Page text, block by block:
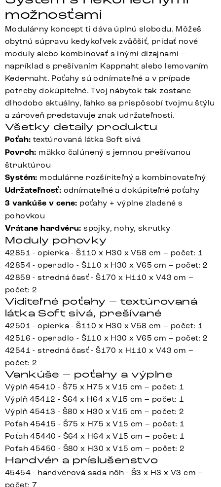
možnosťami
Modulárny koncept ti dáva úplnú slobodu. Môžeš
obytnú súpravu kedykoľvek zväčšiť, pridať nové
moduly alebo kombinovať s inými dizajnami –
napríklad s prešívaním Kappnaht alebo lemovaním
Kedernaht. Poťahy sú odnímateľné a v prípade
potreby dokúpiteľné. Tvoj nábytok tak zostane
dlhodobo aktuálny, ľahko sa prispôsobí tvojmu štýlu
a zároveň predstavuje znak udržateľnosti.
Všetky detaily produktu
Poťah: textúrovaná látka Soft sivá
Povrch: mäkko čalúnený s jemnou prešívanou
štruktúrou
Systém: modulárne rozšíriteľný a kombinovateľný
Udržateľnosť: odnímateľné a dokúpiteľné poťahy
3 vankúše v cene: poťahy + výplne zladené s
pohovkou
Vrátane hardvéru: spojky, nohy, skrutky
Moduly pohovky
42851 - opierka - Š110 x H30 x V58 cm – počet: 1
42854 - operadlo - Š110 x H30 x V65 cm – počet: 2
42859 - stredná časť - Š170 x H110 x V43 cm –
počet: 2
Viditeľné poťahy – textúrovaná
látka Soft sivá, prešívané
42501 - opierka - Š110 x H30 x V58 cm – počet: 1
42516 - operadlo - Š110 x H30 x V65 cm – počet: 2
42541 - stredná časť - Š170 x H110 x V43 cm –
počet: 2
Vankúše – poťahy a výplne
Výplň 45410 - Š75 x H75 x V15 cm – počet: 1
Výplň 45412 - Š64 x H64 x V15 cm – počet: 1
Výplň 45413 - Š80 x H30 x V15 cm – počet: 2
Poťah 45415 - Š75 x H75 x V15 cm – počet: 1
Poťah 45440 - Š64 x H64 x V15 cm – počet: 1
Poťah 45450 - Š80 x H30 x V15 cm – počet: 2
Hardvér a príslušenstvo
45454 - hardvérová sada nôh - Š3 x H3 x V3 cm –
počet: 7